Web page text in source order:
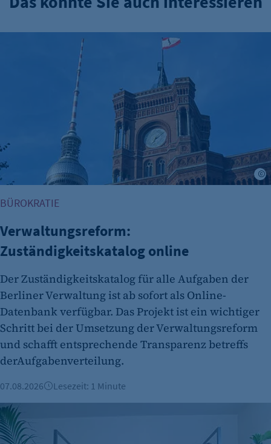
Verwaltungsreform: Zuständigkeitskatalog online
BÜROKRATIE
Verwaltungsreform:
Zuständigkeitskatalog online
Der Zuständigkeitskatalog für alle Aufgaben der
Berliner Verwaltung ist ab sofort als Online-
Datenbank verfügbar. Das Projekt ist ein wichtiger
Schritt bei der Umsetzung der Verwaltungsreform
und schafft entsprechende Transparenz betreffs
derAufgabenverteilung.
07.08.2026 Lesezeit: 1 Minute
Berliner Fintech Moss erreicht Milliardenbewertung